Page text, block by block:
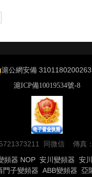
滬公網安備
滬ICP備10019534號-8
同微信 傳真
頻器 NOP 安川變頻器 安
門子變頻器 ABB變頻器 亞